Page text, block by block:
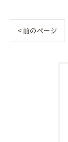
< 前のページ